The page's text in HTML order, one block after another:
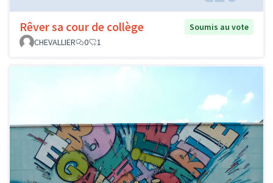
Rêver sa cour de collège
Soumis au vote
CHEVALLIER
0 1